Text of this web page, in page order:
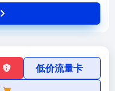
低价流量卡